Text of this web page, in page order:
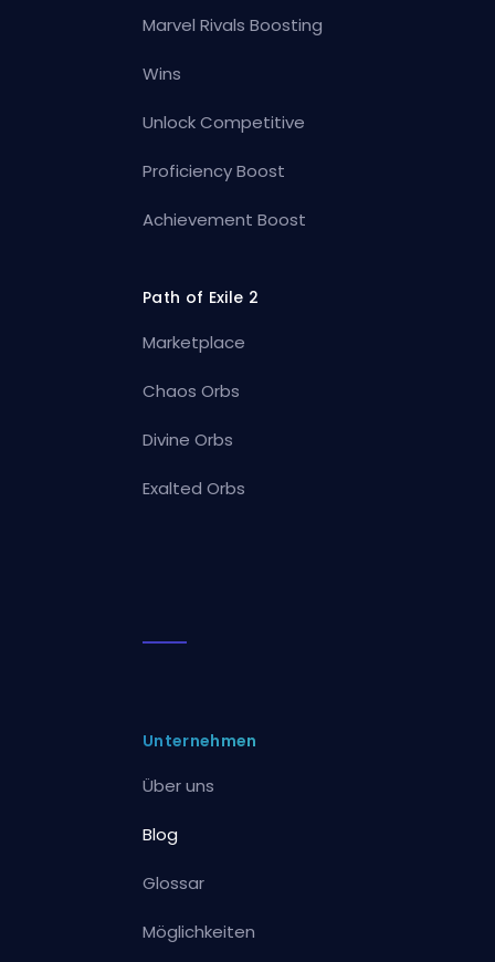
Marvel Rivals Boosting
Wins
Unlock Competitive
Proficiency Boost
Achievement Boost
Path of Exile 2
Marketplace
Chaos Orbs
Divine Orbs
Exalted Orbs
Unternehmen
Über uns
Blog
Glossar
Möglichkeiten